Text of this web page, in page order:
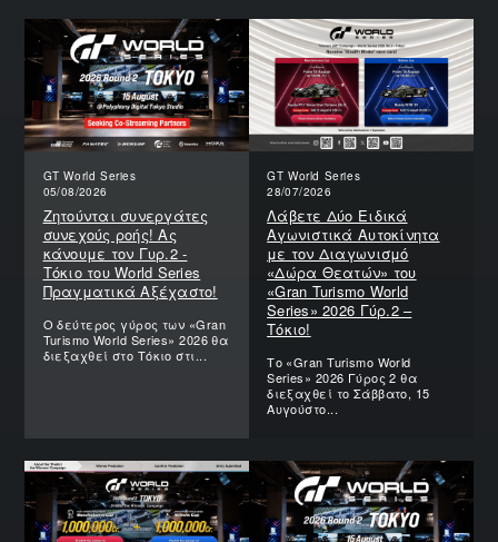
GT World Series
05/08/2026
Ζητούνται συνεργάτες
συνεχούς ροής! Ας
κάνουμε τον Γυρ.2 -
Τόκιο του World Series
Πραγματικά Αξέχαστο!
Ο δεύτερος γύρος των «Gran
Turismo World Series» 2026 θα
διεξαχθεί στο Τόκιο στι...
GT World Series
28/07/2026
Λάβετε Δύο Ειδικά
Αγωνιστικά Αυτοκίνητα
με τον Διαγωνισμό
«Δώρα Θεατών» του
«Gran Turismo World
Series» 2026 Γύρ.2 –
Τόκιο!
Το «Gran Turismo World
Series» 2026 Γύρος 2 θα
διεξαχθεί το Σάββατο, 15
Αυγούστο...